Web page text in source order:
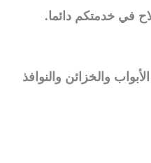
في خدمتكم دائما.
والخزائن والنوافذ